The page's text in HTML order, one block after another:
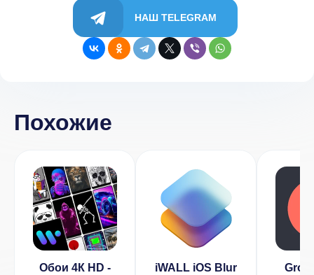
НАШ TELEGRAM
Похожие
Обои 4К HD -
iWALL iOS Blur